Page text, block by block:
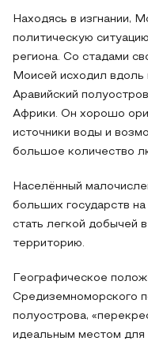
Находясь в изгнании,
политическую
региона. Со стадами
Моисей исходил вдоль
Аравийский
Африки. Он хорошо
источники воды и
большое количество
Населённый
больших государств
стать легкой добычей
территорию.
Географическое
Средиземноморского
полуострова,
идеальным местом для